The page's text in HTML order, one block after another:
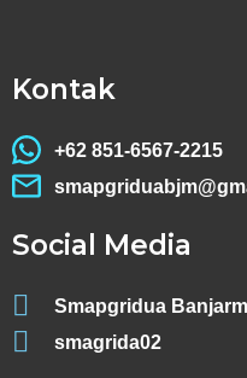
Kontak
+62 851-6567-2215
Social Media
Smapgridua
smagrida02